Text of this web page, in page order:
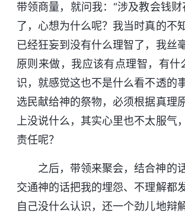
带领商量，就问我：“涉及教会钱
了，心想为什么呢？我当时真的不
已经狂妄到没有什么理智了，我丝
原则来做，我应该有点理智，有
识，就感觉这也不是什么看不透的
选民献给神的祭物，必须根据真理
上没说什么，其实心里也不太服
责任呢？
之后，带领来聚会，结合神的
交通神的话把我的埋怨、不理解都
自己没什么认识，还一个劲儿地辩